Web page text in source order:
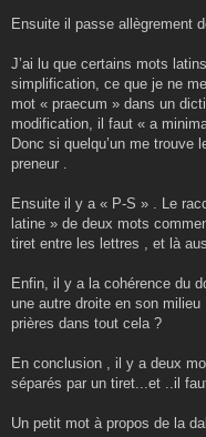
Ensuite il passe allègrement
J’ai lu que certains mots
simplification, ce que je ne
mot « praecum » dans un
modification, il faut « a
Donc si quelqu’un me trouve
preneur .
Ensuite il y a « P-S » . Le
latine » de deux mots
tiret entre les lettres , et là
Enfin, il y a la cohérence du
une autre droite en son
prières dans tout cela ?
En conclusion , il y a deux
séparés par un tiret...et ..il
Un petit mot à propos de la